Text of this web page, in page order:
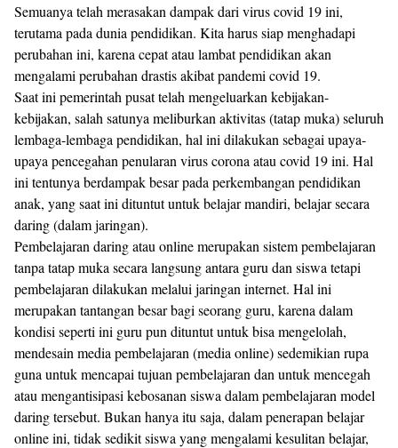
Semuanya telah merasakan dampak dari virus covid 19 ini,
terutama pada dunia pendidikan. Kita harus siap menghadapi
perubahan ini, karena cepat atau lambat pendidikan akan
mengalami perubahan drastis akibat pandemi covid 19.
Saat ini pemerintah pusat telah mengeluarkan kebijakan-
kebijakan, salah satunya meliburkan aktivitas (tatap muka) seluruh
lembaga-lembaga pendidikan, hal ini dilakukan sebagai upaya-
upaya pencegahan penularan virus corona atau covid 19 ini. Hal
ini tentunya berdampak besar pada perkembangan pendidikan
anak, yang saat ini dituntut untuk belajar mandiri, belajar secara
daring (dalam jaringan).
Pembelajaran daring atau online merupakan sistem pembelajaran
tanpa tatap muka secara langsung antara guru dan siswa tetapi
pembelajaran dilakukan melalui jaringan internet. Hal ini
merupakan tantangan besar bagi seorang guru, karena dalam
kondisi seperti ini guru pun dituntut untuk bisa mengelolah,
mendesain media pembelajaran (media online) sedemikian rupa
guna untuk mencapai tujuan pembelajaran dan untuk mencegah
atau mengantisipasi kebosanan siswa dalam pembelajaran model
daring tersebut. Bukan hanya itu saja, dalam penerapan belajar
online ini, tidak sedikit siswa yang mengalami kesulitan belajar,